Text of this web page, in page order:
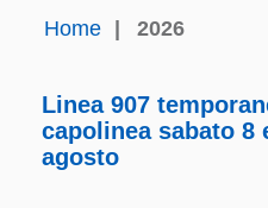
Home 2026
Linea 907
capolinea sabato 8
agosto